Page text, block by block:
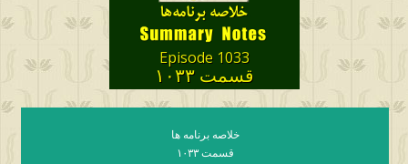
Episode 1033
قسمت ۱۰۳۳
خلاصه برنامه ها
قسمت ۱۰۳۳